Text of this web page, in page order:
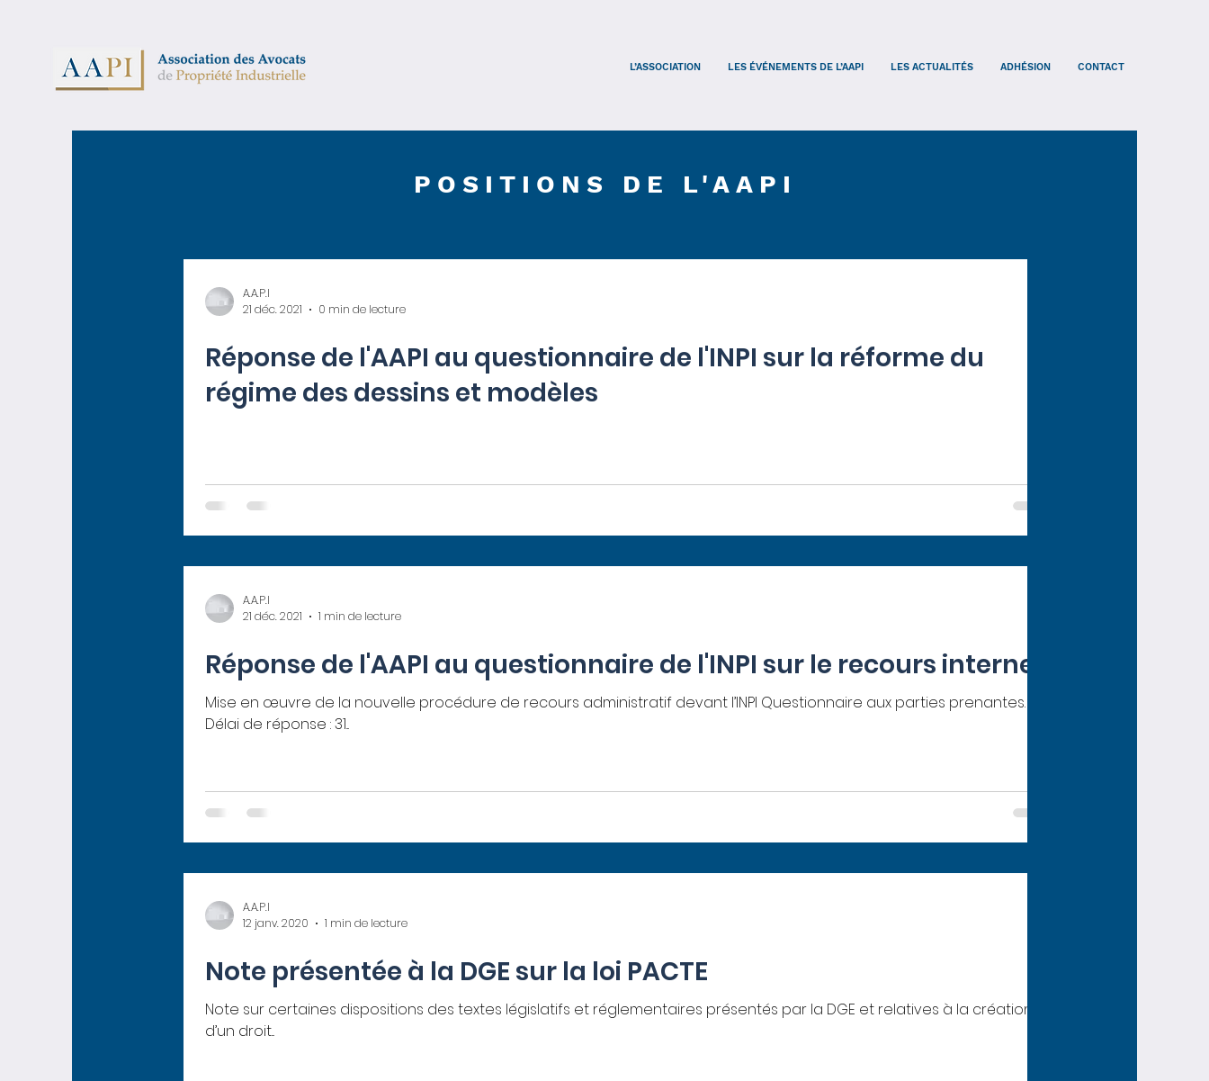
L’ASSOCIATION LES ÉVÉNEMENTS DE L’AAPI LES ACTUALITÉS ADHÉSION CONTACT
POSITIONS DE L'AAPI
Réponse de l'AAPI au questionnaire de l'INPI sur la réforme du
régime des dessins et modèles
A.A.P.I
21 déc. 2021
0 min de lecture
Réponse de l'AAPI au questionnaire de l'INPI sur le recours interne
Mise en œuvre de la nouvelle procédure de recours administratif devant l’INPI Questionnaire aux parties prenantes.
Délai de réponse : 31...
A.A.P.I
21 déc. 2021
1 min de lecture
Note présentée à la DGE sur la loi PACTE
Note sur certaines dispositions des textes législatifs et réglementaires présentés par la DGE et relatives à la création
d’un droit...
A.A.P.I
12 janv. 2020
1 min de lecture